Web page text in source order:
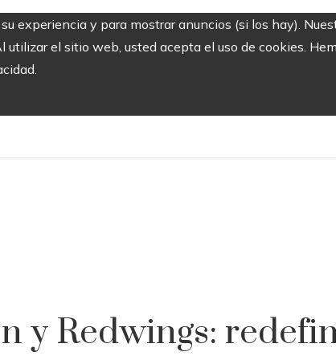
experiencia y para mostrar anuncios (si los hay).
utilizar el sitio web, usted acepta el uso de cookies.
y Redwings: